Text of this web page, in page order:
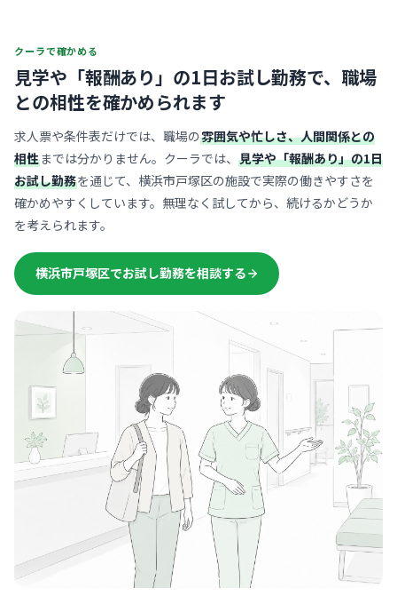
クーラで確かめる
見学や「報酬あり」の1日お試し勤務で、 職場
との相性を確かめられます
求人票や条件表だけでは、職場の雰囲気や忙しさ、人間関係との
相性までは分かりません。クーラでは、 見学や「報酬あり」の1日
お試し勤務を通じて、横浜市戸塚区の施設で実際の働きやすさを
確かめやすくしています。無理なく試してから、続けるかどうか
を考えられます。
横浜市戸塚区でお試し勤務を相談する